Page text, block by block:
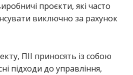
проєкти, які часто
виключно за рахунок
ПІІ приносять із собою
підходи до управління,